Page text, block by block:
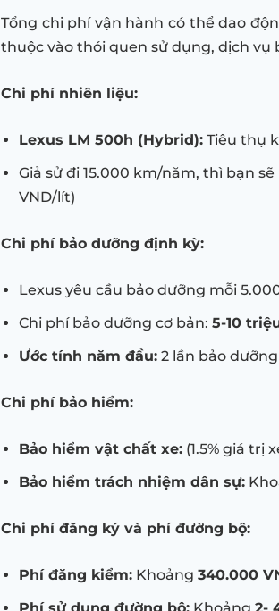
Tổng chi phí vận hành có thể dao
thuộc vào thói quen sử dụng, dịch vụ
Chi phí nhiên liệu:
Lexus LM 500h (Hybrid): Tiêu thụ
Giả sử đi 15.000 km/năm, thì bạn
VND/lít)
Chi phí bảo dưỡng định kỳ:
Lexus yêu cầu bảo dưỡng mỗi
Chi phí bảo dưỡng cơ bản: 5-10
Ước tính năm đầu: 2 lần bảo dưỡng
Chi phí bảo hiểm:
Bảo hiểm vật chất xe: (1.5% giá trị
Bảo hiểm trách nhiệm dân sự:
Chi phí đăng ký và phí đường bộ:
Phí đăng kiểm: Khoảng 340.000